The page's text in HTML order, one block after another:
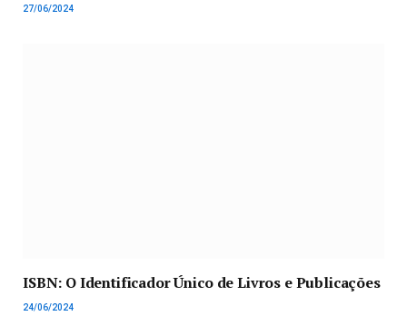
27/06/2024
ISBN: O Identificador Único de Livros e Publicações
24/06/2024